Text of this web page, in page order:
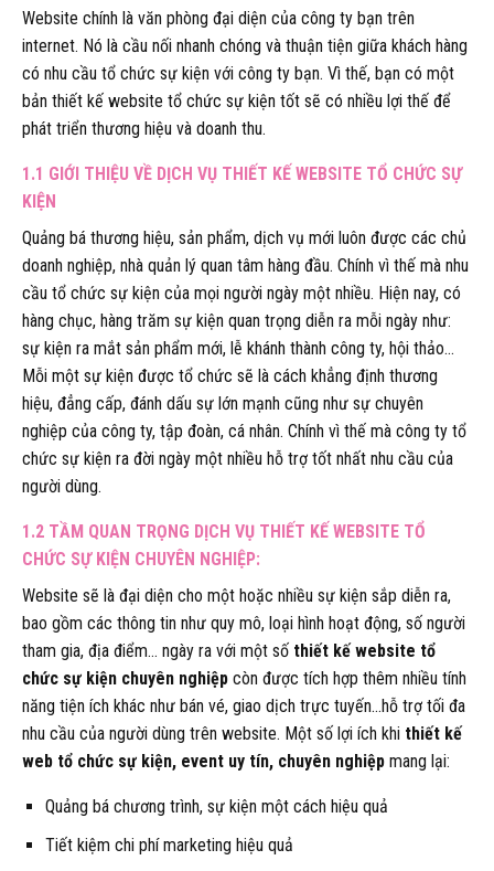
Website chính là văn phòng đại diện của công ty bạn trên
internet. Nó là cầu nối nhanh chóng và thuận tiện giữa khách hàng
có nhu cầu tổ chức sự kiện với công ty bạn. Vì thế, bạn có một
bản thiết kế website tổ chức sự kiện tốt sẽ có nhiều lợi thế để
phát triển thương hiệu và doanh thu.
1.1 GIỚI THIỆU VỀ DỊCH VỤ THIẾT KẾ WEBSITE TỔ CHỨC SỰ
KIỆN
Quảng bá thương hiệu, sản phẩm, dịch vụ mới luôn được các chủ
doanh nghiệp, nhà quản lý quan tâm hàng đầu. Chính vì thế mà nhu
cầu tổ chức sự kiện của mọi người ngày một nhiều. Hiện nay, có
hàng chục, hàng trăm sự kiện quan trọng diễn ra mỗi ngày như:
sự kiện ra mắt sản phẩm mới, lễ khánh thành công ty, hội thảo…
Mỗi một sự kiện được tổ chức sẽ là cách khẳng định thương
hiệu, đẳng cấp, đánh dấu sự lớn mạnh cũng như sự chuyên
nghiệp của công ty, tập đoàn, cá nhân. Chính vì thế mà công ty tổ
chức sự kiện ra đời ngày một nhiều hỗ trợ tốt nhất nhu cầu của
người dùng.
1.2 TẦM QUAN TRỌNG DỊCH VỤ THIẾT KẾ WEBSITE TỔ
CHỨC SỰ KIỆN CHUYÊN NGHIỆP:
Website sẽ là đại diện cho một hoặc nhiều sự kiện sắp diễn ra,
bao gồm các thông tin như quy mô, loại hình hoạt động, số người
tham gia, địa điểm… ngày ra với một số thiết kế website tổ
chức sự kiện chuyên nghiệp còn được tích hợp thêm nhiều tính
năng tiện ích khác như bán vé, giao dịch trực tuyến…hỗ trợ tối đa
nhu cầu của người dùng trên website. Một số lợi ích khi thiết kế
web tổ chức sự kiện, event uy tín, chuyên nghiệp mang lại:
Quảng bá chương trình, sự kiện một cách hiệu quả
Tiết kiệm chi phí marketing hiệu quả